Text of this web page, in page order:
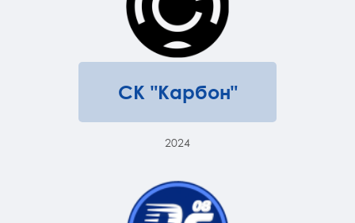
СК "Карбон"
2024